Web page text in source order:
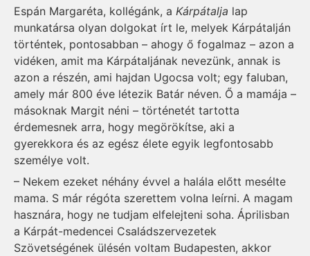
Espán Margaréta, kollégánk, a Kárpátalja lap
munkatársa olyan dolgokat írt le, melyek Kárpátalján
történtek, pontosabban – ahogy ő fogalmaz – azon a
vidéken, amit ma Kárpátaljának nevezünk, annak is
azon a részén, ami hajdan Ugocsa volt; egy faluban,
amely már 800 éve létezik Batár néven. Ő a mamája –
másoknak Margit néni – történetét tartotta
érdemesnek arra, hogy megörökítse, aki a
gyerekkora és az egész élete egyik legfontosabb
személye volt.
– Nekem ezeket néhány évvel a halála előtt mesélte
mama. S már régóta szerettem volna leírni. A magam
hasznára, hogy ne tudjam elfelejteni soha. Áprilisban
a Kárpát-medencei Családszervezetek
Szövetségének ülésén voltam Budapesten, akkor